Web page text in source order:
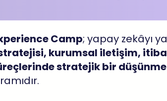
Camp; yapay zekâyı
kurumsal iletişim,
stratejik bir